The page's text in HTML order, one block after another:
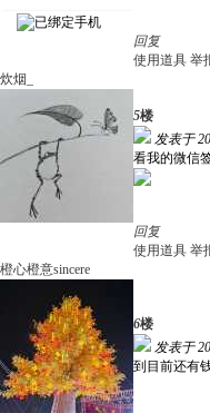
回复
使用道具 举
炊烟_
5楼
发表于
看我的微信
回复
使用道具 举
橙心橙意sincere
6楼
发表于
到目前还有